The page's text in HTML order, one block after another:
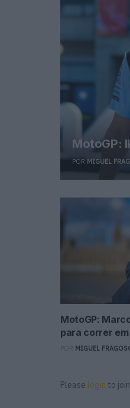
MotoGP:
POR MIGUEL
MotoGP:
para correr
MIGUEL
Please login to